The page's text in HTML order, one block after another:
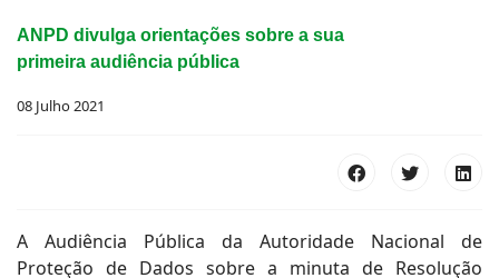
ANPD divulga orientações sobre a sua
primeira audiência pública
08 Julho 2021
A Audiência Pública da Autoridade Nacional de
Proteção de Dados sobre a minuta de Resolução